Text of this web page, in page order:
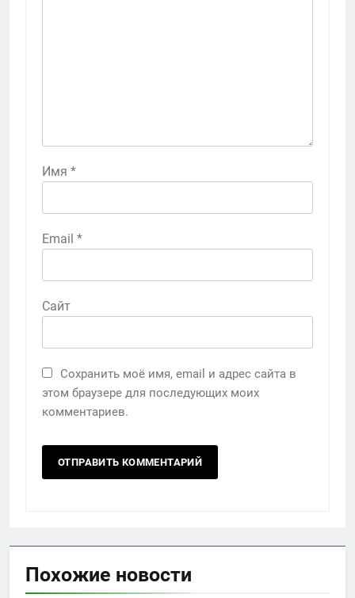
Имя *
Email *
Сайт
Сохранить моё имя, email и адрес сайта в
этом браузере для последующих моих
комментариев.
Похожие новости